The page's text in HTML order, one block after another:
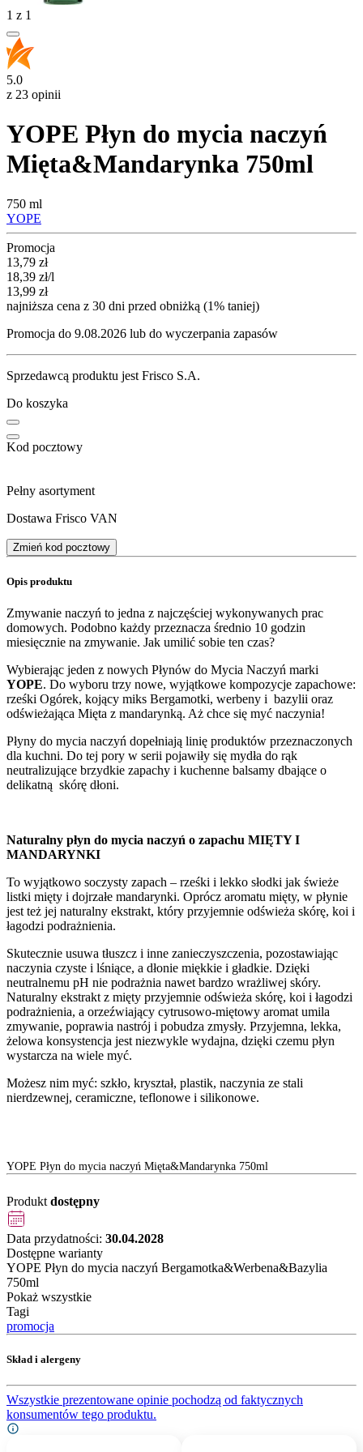
1 z 1
5.0
z 23 opinii
YOPE Płyn do mycia naczyń
Mięta&Mandarynka 750ml
750 ml
YOPE
Promocja
Cena promocyjna
13,79 zł
18,39 zł/l
13,99 zł
najniższa cena z 30 dni przed obniżką (1% taniej)
Promocja do 9.08.2026 lub do wyczerpania zapasów
Sprzedawcą produktu jest Frisco S.A.
Do koszyka
Kod pocztowy
Pełny asortyment
Dostawa Frisco VAN
Zmień kod pocztowy
Opis produktu
Zmywanie naczyń to jedna z najczęściej wykonywanych prac
domowych. Podobno każdy przeznacza średnio 10 godzin
miesięcznie na zmywanie. Jak umilić sobie ten czas?
Wybierając jeden z nowych Płynów do Mycia Naczyń marki
YOPE. Do wyboru trzy nowe, wyjątkowe kompozycje zapachowe:
rześki Ogórek, kojący miks Bergamotki, werbeny i bazylii oraz
odświeżająca Mięta z mandarynką. Aż chce się myć naczynia!
Płyny do mycia naczyń dopełniają linię produktów przeznaczonych
dla kuchni. Do tej pory w serii pojawiły się mydła do rąk
neutralizujące brzydkie zapachy i kuchenne balsamy dbające o
delikatną skórę dłoni.
Naturalny płyn do mycia naczyń o zapachu MIĘTY I
MANDARYNKI
To wyjątkowo soczysty zapach – rześki i lekko słodki jak świeże
listki mięty i dojrzałe mandarynki. Oprócz aromatu mięty, w płynie
jest też jej naturalny ekstrakt, który przyjemnie odświeża skórę, koi i
łagodzi podrażnienia.
Skutecznie usuwa tłuszcz i inne zanieczyszczenia, pozostawiając
naczynia czyste i lśniące, a dłonie miękkie i gładkie. Dzięki
neutralnemu pH nie podrażnia nawet bardzo wrażliwej skóry.
Naturalny ekstrakt z mięty przyjemnie odświeża skórę, koi i łagodzi
podrażnienia, a orzeźwiający cytrusowo-miętowy aromat umila
zmywanie, poprawia nastrój i pobudza zmysły. Przyjemna, lekka,
żelowa konsystencja jest niezwykle wydajna, dzięki czemu płyn
wystarcza na wiele myć.
Możesz nim myć: szkło, kryształ, plastik, naczynia ze stali
nierdzewnej, ceramiczne, teflonowe i silikonowe.
YOPE Płyn do mycia naczyń Mięta&Mandarynka 750ml
Produkt dostępny
Data przydatności: 30.04.2028
Dostępne warianty
YOPE Płyn do mycia naczyń Bergamotka&Werbena&Bazylia
750ml
Pokaż wszystkie
Tagi
promocja
Skład i alergeny
Wszystkie prezentowane opinie pochodzą od faktycznych
konsumentów tego produktu.